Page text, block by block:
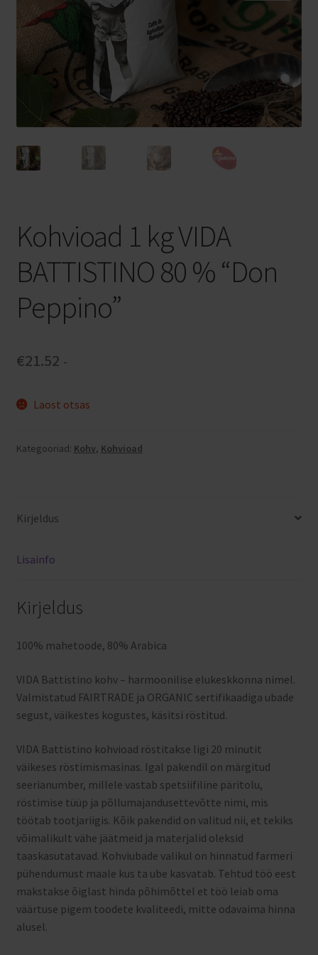
Privaatsuspoliitika
Veinid kastiga
Veinimajad
Bosio Family Estates
Kohvioad 1 kg VIDA
BATTISTINO 80 % “Don
Peppino”
€21.52 -
Laost otsas
Kategooriad: Kohv, Kohvioad
Kirjeldus
Lisainfo
Kirjeldus
100% mahetoode, 80% Arabica
VIDA Battistino kohv – harmoonilise elukeskkonna nimel.
Valmistatud FAIRTRADE ja ORGANIC sertifikaadiga ubade
segust, väikestes kogustes, käsitsi röstitud.
VIDA Battistino kohvioad röstitakse ligi 20 minutit
väikeses röstimismasinas. Igal pakendil on märgitud
seerianumber, millele vastab spetsiifiline päritolu,
röstimise tüüp ja põllumajandusettevõtte nimi, mis
töötab tootjariigis. Kõik pakendid on valitud nii, et tekiks
võimalikult vähe jäätmeid ja materjalid oleksid
taaskasutatavad. Kohviubade valikul on hinnatud farmeri
pühendumust maale kus ta ube kasvatab. Tehtud töö eest
makstakse õiglast hinda põhimõttel et töö leiab oma
väärtuse pigem toodete kvaliteedi, mitte odavaima hinna
alusel.